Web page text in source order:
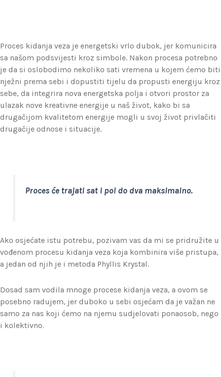
Proces kidanja veza je energetski vrlo dubok, jer komunicira
sa našom podsvijesti kroz simbole. Nakon procesa potrebno
je da si oslobodimo nekoliko sati vremena u kojem ćemo biti
nježni prema sebi i dopustiti tijelu da propusti energiju kroz
sebe, da integrira nova energetska polja i otvori prostor za
ulazak nove kreativne energije u naš život, kako bi sa
drugačijom kvalitetom energije mogli u svoj život privlačiti
drugačije odnose i situacije.
Proces će trajati sat i pol do dva maksimalno.
Ako osjećate istu potrebu, pozivam vas da mi se pridružite u
vođenom procesu kidanja veza koja kombinira više pristupa,
a jedan od njih je i metoda Phyllis Krystal.
Dosad sam vodila mnoge procese kidanja veza, a ovom se
posebno radujem, jer duboko u sebi osjećam da je važan ne
samo za nas koji ćemo na njemu sudjelovati ponaosob, nego
i kolektivno.